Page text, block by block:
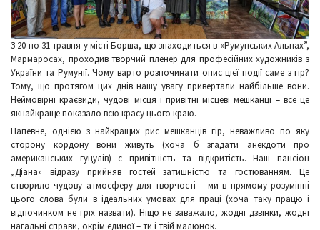
З 20 по 31 травня у місті Борша, що знаходиться в «Румунських Альпах”,
Мармаросах, проходив творчий пленер для професійних художників з
України та Румунії. Чому варто розпочинати опис цієї події саме з гір?
Тому, що протягом цих днів нашу увагу привертали найбільше вони.
Неймовірні краєвиди, чудові місця і привітні місцеві мешканці – все це
якнайкраще показало всю красу цього краю.
Напевне, однією з найкращих рис мешканців гір, неважливо по яку
сторону кордону вони живуть (хоча б згадати анекдоти про
американських гуцулів) є привітність та відкритість. Наш пансіон
„Діана» відразу прийняв гостей затишністю та гостюванням. Це
створило чудову атмосферу для творчості – ми в прямому розумінні
цього слова були в ідеальних умовах для праці (хоча таку працю і
відпочинком не гріх назвати). Ніщо не заважало, жодні дзвінки, жодні
нагальні справи, окрім єдиної – ти і твій малюнок.